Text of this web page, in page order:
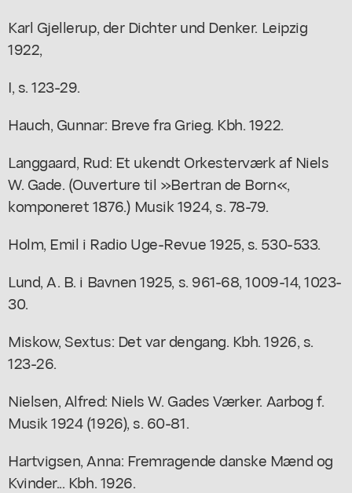
Karl Gjellerup, der Dichter und Denker. Leipzig
1922,
I, s. 123-29.
Hauch, Gunnar: Breve fra Grieg. Kbh. 1922.
Langgaard, Rud: Et ukendt Orkesterværk af Niels
W. Gade. (Ouverture til »Bertran de Born«,
komponeret 1876.) Musik 1924, s. 78-79.
Holm, Emil i Radio Uge-Revue 1925, s. 530-533.
Lund, A. B. i Bavnen 1925, s. 961-68, 1009-14, 1023-
30.
Miskow, Sextus: Det var dengang. Kbh. 1926, s.
123-26.
Nielsen, Alfred: Niels W. Gades Værker. Aarbog f.
Musik 1924 (1926), s. 60-81.
Hartvigsen, Anna: Fremragende danske Mænd og
Kvinder... Kbh. 1926.